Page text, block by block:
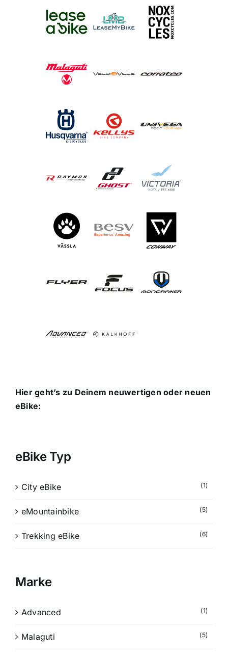
Hier geht’s zu Deinem neuwertigen oder neuen
eBike:
eBike Typ
City eBike (1)
eMountainbike (5)
Trekking eBike (6)
Marke
Advanced (1)
Malaguti (5)